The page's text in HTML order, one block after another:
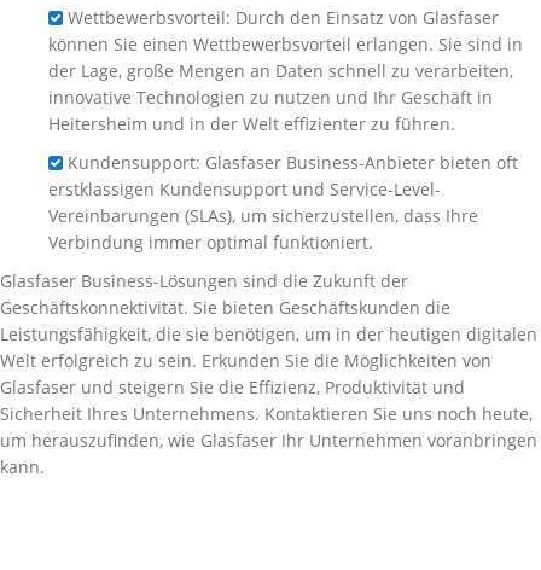
Wettbewerbsvorteil: Durch den Einsatz von Glasfaser
können Sie einen Wettbewerbsvorteil erlangen. Sie sind in
der Lage, große Mengen an Daten schnell zu verarbeiten,
innovative Technologien zu nutzen und Ihr Geschäft in
Heitersheim und in der Welt effizienter zu führen.
Kundensupport: Glasfaser Business-Anbieter bieten oft
erstklassigen Kundensupport und Service-Level-
Vereinbarungen (SLAs), um sicherzustellen, dass Ihre
Verbindung immer optimal funktioniert.
Glasfaser Business-Lösungen sind die Zukunft der
Geschäftskonnektivität. Sie bieten Geschäftskunden die
Leistungsfähigkeit, die sie benötigen, um in der heutigen digitalen
Welt erfolgreich zu sein. Erkunden Sie die Möglichkeiten von
Glasfaser und steigern Sie die Effizienz, Produktivität und
Sicherheit Ihres Unternehmens. Kontaktieren Sie uns noch heute,
um herauszufinden, wie Glasfaser Ihr Unternehmen voranbringen
kann.